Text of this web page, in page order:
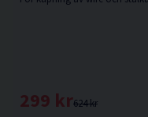
624 kr
299 kr